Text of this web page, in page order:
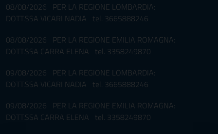
08/08/2026 PER LA REGIONE LOMBARDIA:
DOTT.SSA VICARI NADIA tel. 3665888246
08/08/2026 PER LA REGIONE EMILIA ROMAGNA:
DOTT.SSA CARRA ELENA tel. 3358249870
09/08/2026 PER LA REGIONE LOMBARDIA:
DOTT.SSA VICARI NADIA tel. 3665888246
09/08/2026 PER LA REGIONE EMILIA ROMAGNA:
DOTT.SSA CARRA ELENA tel. 3358249870